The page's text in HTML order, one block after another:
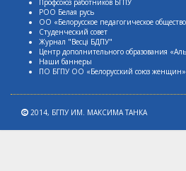
Профсоюз работников БГПУ
РОО Белая русь
ОО «Белорусское педагогическое
Студенческий совет
Журнал "Весцi БДПУ"
Центр дополнительного образования
Наши баннеры
ПО БГПУ ОО «Белорусский союз женщин»
2014, БГПУ ИМ. МАКСИМА ТАНКА